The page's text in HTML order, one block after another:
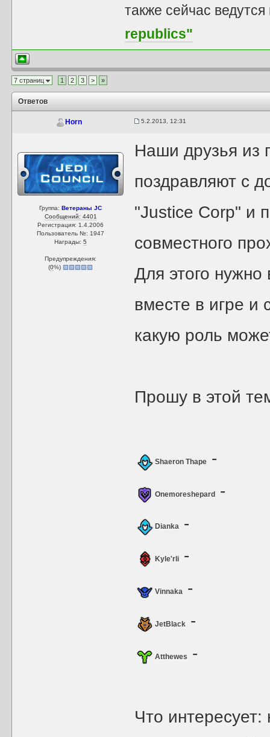
также сейчас
republics"
7 страниц 1 2 3 > »
Ответов
Horn 5.2.2013, 12:31
Группа:Ветераны JC
Сообщений: 4401
Регистрация: 1.4.2006
Пользователь №: 1947
Награды:5
Предупреждения:
(0%)
Наши друзья из
поздравляют с
"Justice Corp" и
совместного
Для этого
вместе в игре и
какую роль
Прошу в этой
Shaeron Thape -
Onemoreshepard -
Dianka -
Kyle'rli -
Vinnaka -
JetBlack -
Atthewes -
Что